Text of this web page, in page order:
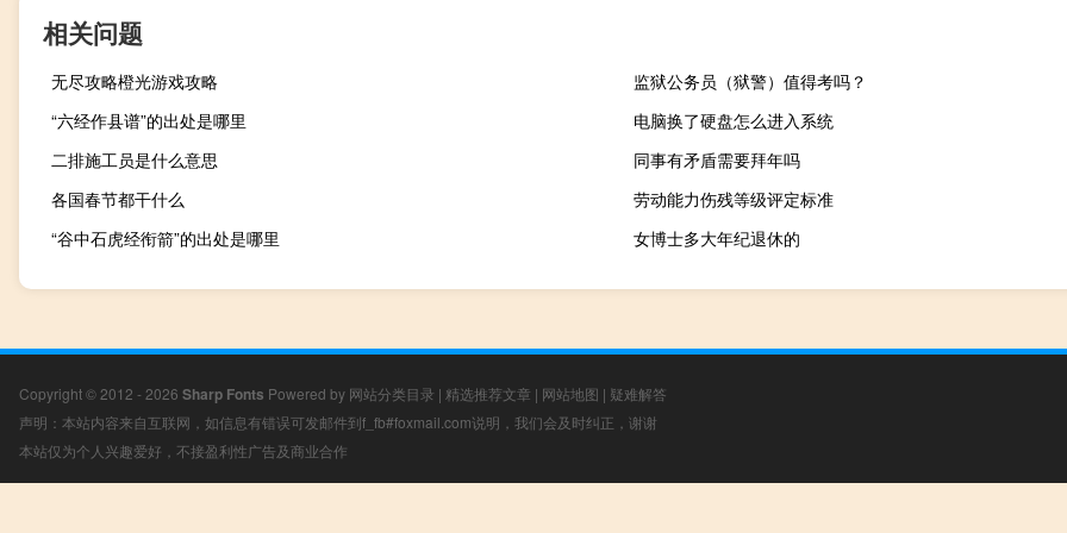
相关问题
无尽攻略橙光游戏攻略
监狱公务员（狱警）值得考吗？
“六经作县谱”的出处是哪里
电脑换了硬盘怎么进入系统
二排施工员是什么意思
同事有矛盾需要拜年吗
各国春节都干什么
劳动能力伤残等级评定标准
“谷中石虎经衔箭”的出处是哪里
女博士多大年纪退休的
Copyright © 2012 - 2026 Sharp Fonts Powered by 网站分类目录 | 精选推荐文章 | 网站地图 | 疑难解答
声明：本站内容来自互联网，如信息有错误可发邮件到f_fb#foxmail.com说明，我们会及时纠正，谢谢
本站仅为个人兴趣爱好，不接盈利性广告及商业合作